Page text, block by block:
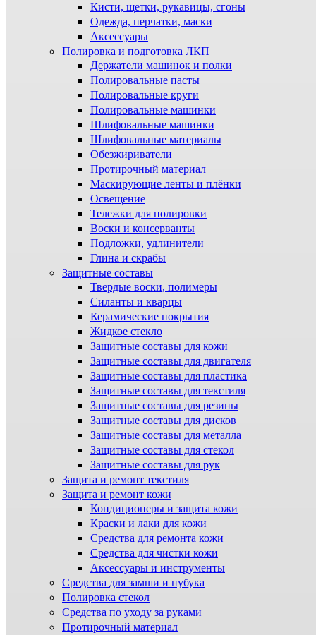
Кисти, щетки, рукавицы, сгоны
Одежда, перчатки, маски
Аксессуары
Полировка и подготовка ЛКП
Держатели машинок и полки
Полировальные пасты
Полировальные круги
Полировальные машинки
Шлифовальные машинки
Шлифовальные материалы
Обезжириватели
Протирочный материал
Маскирующие ленты и плёнки
Освещение
Тележки для полировки
Воски и консерванты
Подложки, удлинители
Глина и скрабы
Защитные составы
Твердые воски, полимеры
Силанты и кварцы
Керамические покрытия
Жидкое стекло
Защитные составы для кожи
Защитные составы для двигателя
Защитные составы для пластика
Защитные составы для текстиля
Защитные составы для резины
Защитные составы для дисков
Защитные составы для металла
Защитные составы для стекол
Защитные составы для рук
Защита и ремонт текстиля
Защита и ремонт кожи
Кондиционеры и защита кожи
Краски и лаки для кожи
Средства для ремонта кожи
Средства для чистки кожи
Аксессуары и инструменты
Средства для замши и нубука
Полировка стекол
Средства по уходу за руками
Протирочный материал